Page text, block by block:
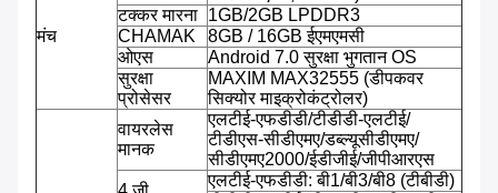
मंच
टक्कर मारना 1GB/2GB LPDDR3
CHAMAK
8GB / 16GB ईएमएमसी
ओएस
Android 7.0 सुरक्षा भुगतान OS
सुरक्षा
प्रोसेसर
MAXIM MAX32555 (डीपकवर
सिक्योर माइक्रोकंट्रोलर)
वायरलेस
मानक
एलटीई-एफडीडी/टीडीडी-एलटीई/
टीडीएस-सीडीएमए/डब्ल्यूसीडीएमए/
सीडीएमए2000/ईडीजीई/जीपीआरएस
एलटीई-एफडीडी: बी1/बी3/बी8 (टीबीडी)